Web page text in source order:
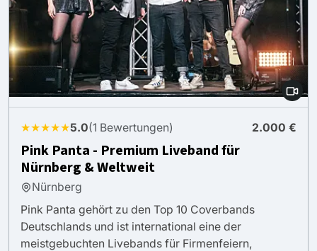
★★★★★5.0(1 Bewertungen) 2.000 €
Pink Panta - Premium Liveband für
Nürnberg & Weltweit
Nürnberg
Pink Panta gehört zu den Top 10 Coverbands
Deutschlands und ist international eine der
meistgebuchten Livebands für Firmenfeiern,